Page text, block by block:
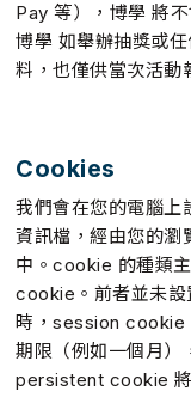
Pay 等），博學 將
博學 如舉辦抽獎或
料，也僅供當次活動
Cookies
我們會在您的電腦
資訊檔，經由您的瀏
中。cookie 的種類
cookie。前者並未設
時，session cookie
期限（例如一個月）
persistent cookie 將